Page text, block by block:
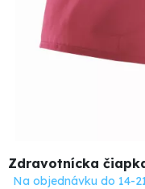
Zdravotnícka
Na objednávku do 14-